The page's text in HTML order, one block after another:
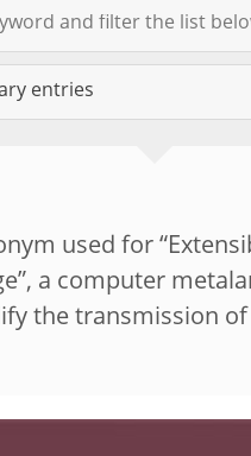
used for
a computer
the transmission